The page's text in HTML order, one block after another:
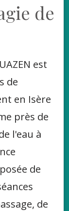
de
est
de
en Isère
près de
l'eau à
de
de